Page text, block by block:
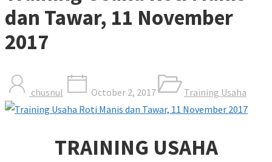
dan Tawar, 11 November
2017
chusnul October 2, 2017 Training Usaha
TRAINING USAHA